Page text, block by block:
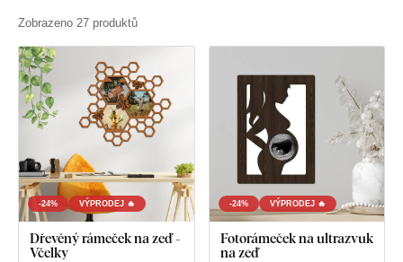
Zobrazeno 27 produktů
-24% VÝPRODEJ 🔥
Dřevěný rámeček na zeď -
Včelky
-24% VÝPRODEJ 🔥
Fotorámeček na ultrazvuk
na zeď